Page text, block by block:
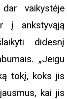
vaikystėje
į ankstyvąją
didesnį
„Jeigu
tokį, koks jis
kai jis